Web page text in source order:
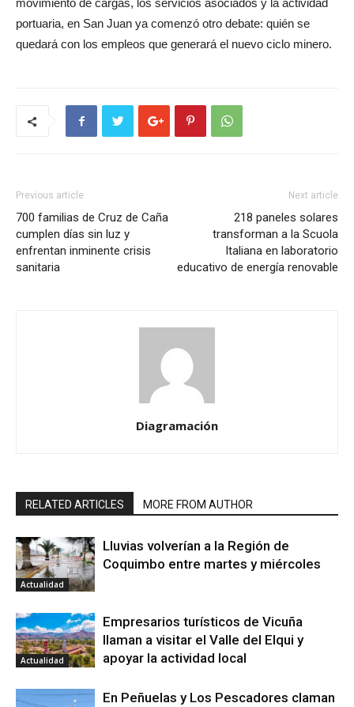
movimiento de cargas, los servicios asociados y la actividad
portuaria, en San Juan ya comenzó otro debate: quién se
quedará con los empleos que generará el nuevo ciclo minero.
Previous article
700 familias de Cruz de Caña
cumplen días sin luz y
enfrentan inminente crisis
sanitaria
Next article
218 paneles solares
transforman a la Scuola
Italiana en laboratorio
educativo de energía renovable
Diagramación
RELATED ARTICLES MORE FROM AUTHOR
Actualidad
Lluvias volverían a la Región de
Coquimbo entre martes y miércoles
Actualidad
Empresarios turísticos de Vicuña
llaman a visitar el Valle del Elqui y
apoyar la actividad local
En Peñuelas y Los Pescadores claman